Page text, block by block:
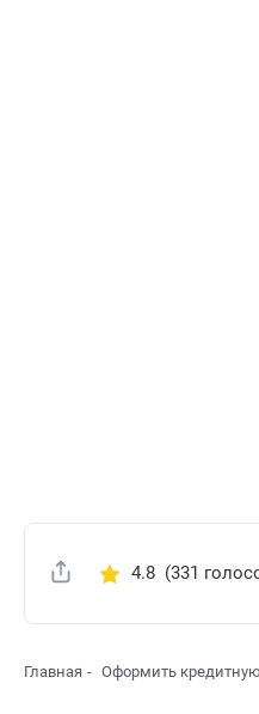
Поделиться
4.8(331
Главная Оформить кредитную